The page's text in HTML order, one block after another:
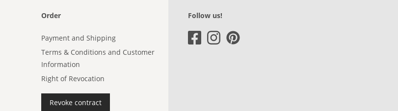
Order
Payment and Shipping
Terms & Conditions and Customer
Information
Right of Revocation
Revoke contract
Follow us!